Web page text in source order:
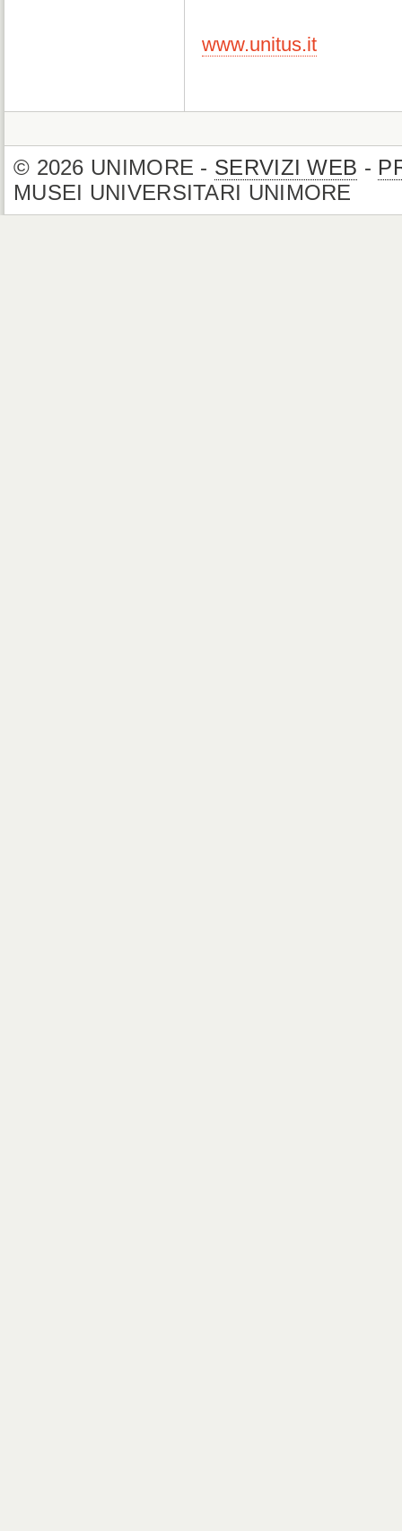
www.unitus.it
© 2026 UNIMORE - SERVIZI WEB -
MUSEI UNIVERSITARI UNIMORE